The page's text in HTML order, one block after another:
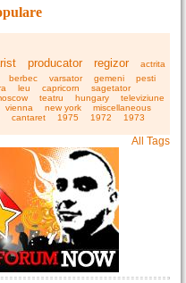
producator regizor
actrita
berbec varsator gemeni
pesti
leu capricorn
sagetator
teatru hungary
televiziune
vienna new york
miscellaneous
cantaret 1975 1972
1973
All Tags